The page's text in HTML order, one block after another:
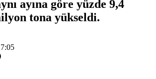
ayına göre yüzde 9,4
tona yükseldi.